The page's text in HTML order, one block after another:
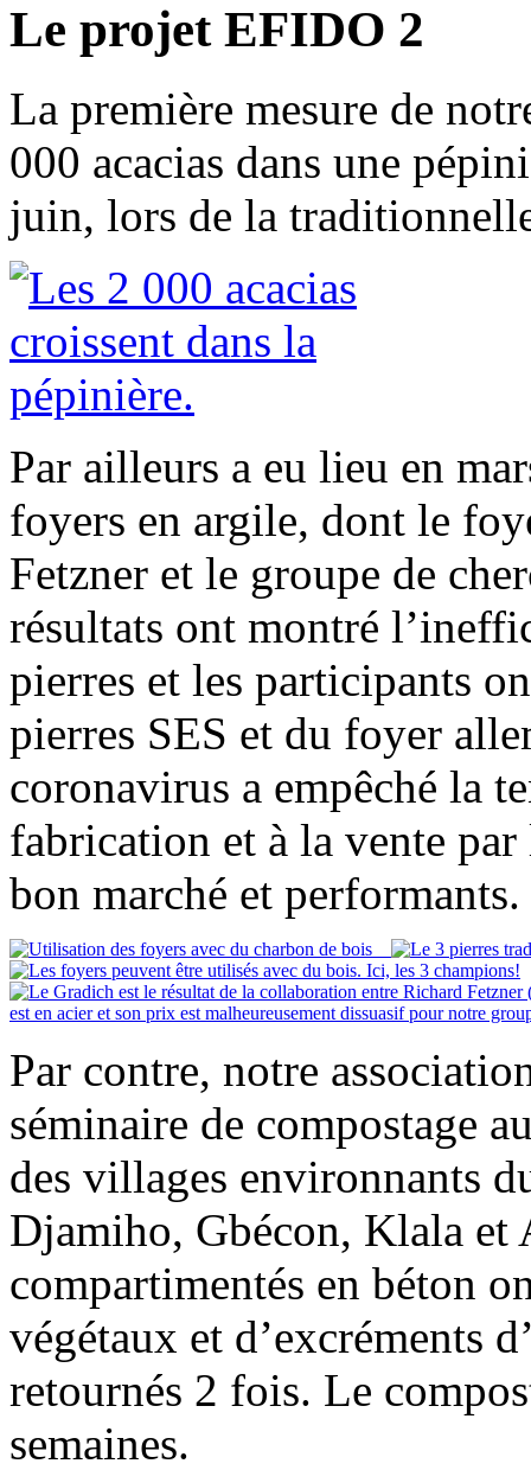
Le projet EFIDO 2
La première mesure de
000 acacias dans une
juin, lors de la
Par ailleurs a eu lieu en
foyers en argile, dont le
Fetzner et le groupe de
résultats ont montré
pierres et les participants
pierres SES et du foyer
coronavirus a empêché la
fabrication et à la vente
bon marché et performants.
Par contre, notre
séminaire de compostage
des villages environnants
Djamiho, Gbécon, Klala et
compartimentés en béton
végétaux et d’excréments
retournés 2 fois. Le
semaines.